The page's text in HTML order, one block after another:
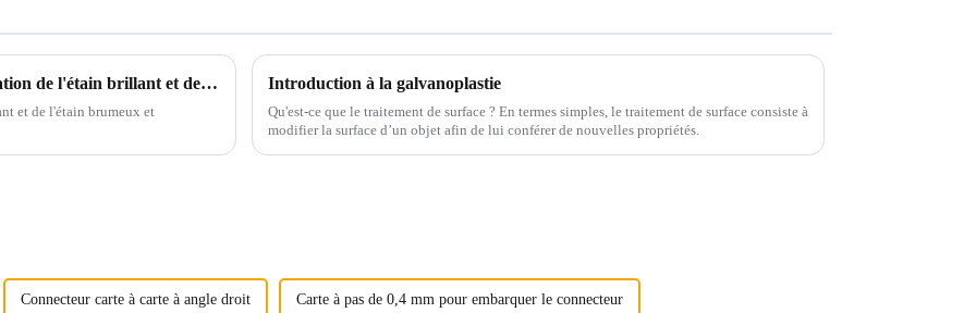
Comparaison des caractéristiques et application de l'étain brillant et de l'étain brumeux dans l'étamage
et de l'étain brumeux et
Introduction à la galvanoplastie
Qu'est-ce que le traitement de surface ? En termes simples, le traitement de surface consiste à
modifier la surface d’un objet afin de lui conférer de nouvelles propriétés.
Connecteur carte à carte à angle droit Carte à pas de 0,4 mm pour embarquer le connecteur